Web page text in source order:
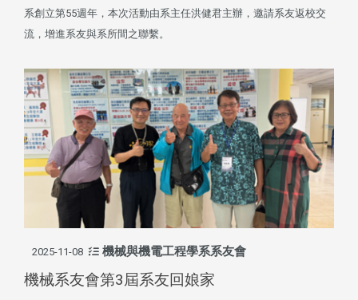
系創立第55週年，本次活動由系主任洪健君主辦，邀請系友返校交
流，增進系友與系所間之聯繫。
2025-11-08 機械與機電工程學系系友會
機械系友會第3屆系友回娘家